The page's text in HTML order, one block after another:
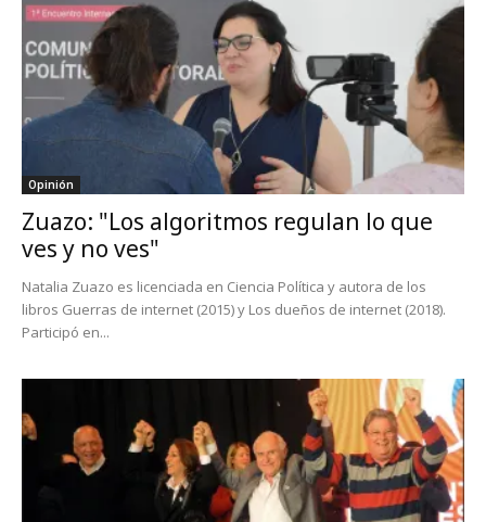
Opinión
Zuazo: "Los algoritmos regulan lo que
ves y no ves"
Natalia Zuazo es licenciada en Ciencia Política y autora de los
libros Guerras de internet (2015) y Los dueños de internet (2018).
Participó en...